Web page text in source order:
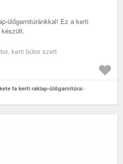
ülőgarnitúránkkal! Ez a kerti
készült.
kerti bútor szett
fa kerti raklap-ülőgarnitúra